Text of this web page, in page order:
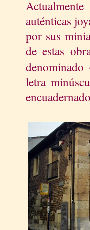
auténticas
por sus
de estas
denominado
letra